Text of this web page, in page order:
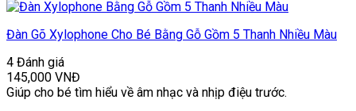
Đàn Gõ Xylophone Cho Bé Bằng Gỗ Gồm 5 Thanh Nhiều Màu
4 Đánh giá
145,000 VNĐ
Giúp cho bé tìm hiểu về âm nhạc và nhịp điệu trước.